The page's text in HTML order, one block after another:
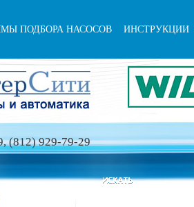
ПОДБОРА НАСОСОВ ИНСТРУКЦИИ
(812) 929-79-29